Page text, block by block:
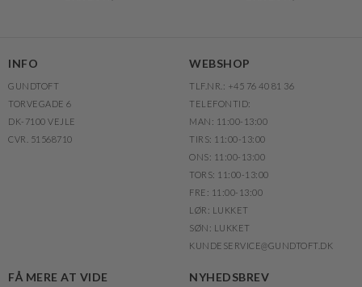
INFO
GUNDTOFT
TORVEGADE 6
DK-7100 VEJLE
CVR. 51568710
WEBSHOP
TLF.NR.: +45 76 40 81 36
TELEFONTID:
MAN: 11:00-13:00
TIRS: 11:00-13:00
ONS: 11:00-13:00
TORS: 11:00-13:00
FRE: 11:00-13:00
LØR: LUKKET
SØN: LUKKET
KUNDESERVICE@GUNDTOFT.DK
FÅ MERE AT VIDE NYHEDSBREV